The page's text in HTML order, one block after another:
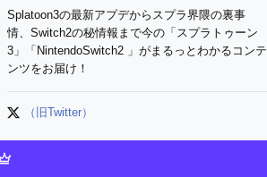
Splatoon3の最新アプデからスプラ界隈の裏事
情、Switch2の秘情報まで今の「スプラトゥーン
3」「NintendoSwitch2 」がまるっとわかるコンテ
ンツをお届け！
（旧Twitter）